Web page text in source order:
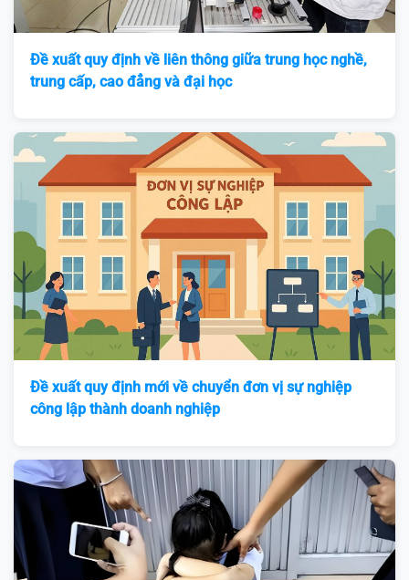
Đề xuất quy định về liên thông giữa trung học nghề,
trung cấp, cao đẳng và đại học
Đề xuất quy định mới về chuyển đơn vị sự nghiệp
công lập thành doanh nghiệp